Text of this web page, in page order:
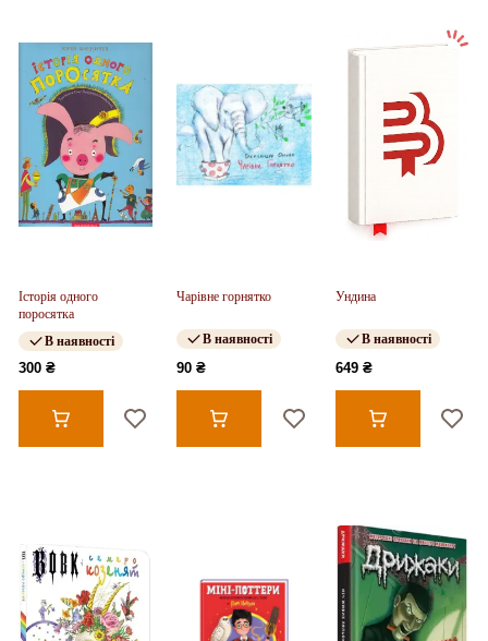
Історія одного
поросятка
В наявності
300 ₴
Чарівне горнятко
В наявності
90 ₴
Ундина
В наявності
649 ₴